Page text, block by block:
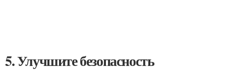
5. Улучшите безопасность